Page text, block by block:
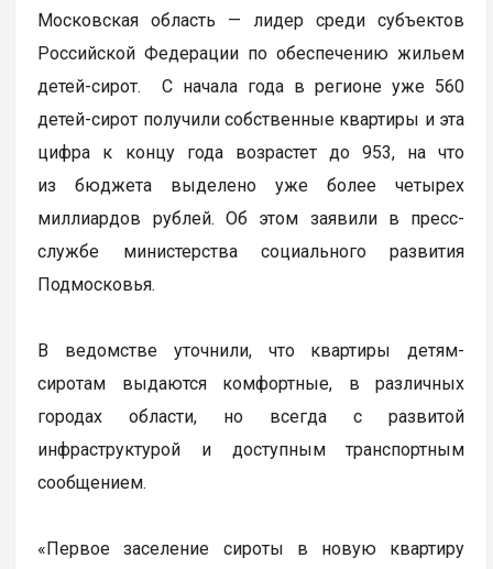
Московская область — лидер среди субъектов
Российской Федерации по обеспечению жильем
детей-сирот. С начала года в регионе уже 560
детей-сирот получили собственные квартиры и эта
цифра к концу года возрастет до 953, на что
из бюджета выделено уже более четырех
миллиардов рублей. Об этом заявили в пресс-
службе министерства социального развития
Подмосковья.
В ведомстве уточнили, что квартиры детям-
сиротам выдаются комфортные, в различных
городах области, но всегда с развитой
инфраструктурой и доступным транспортным
сообщением.
«Первое заселение сироты в новую квартиру